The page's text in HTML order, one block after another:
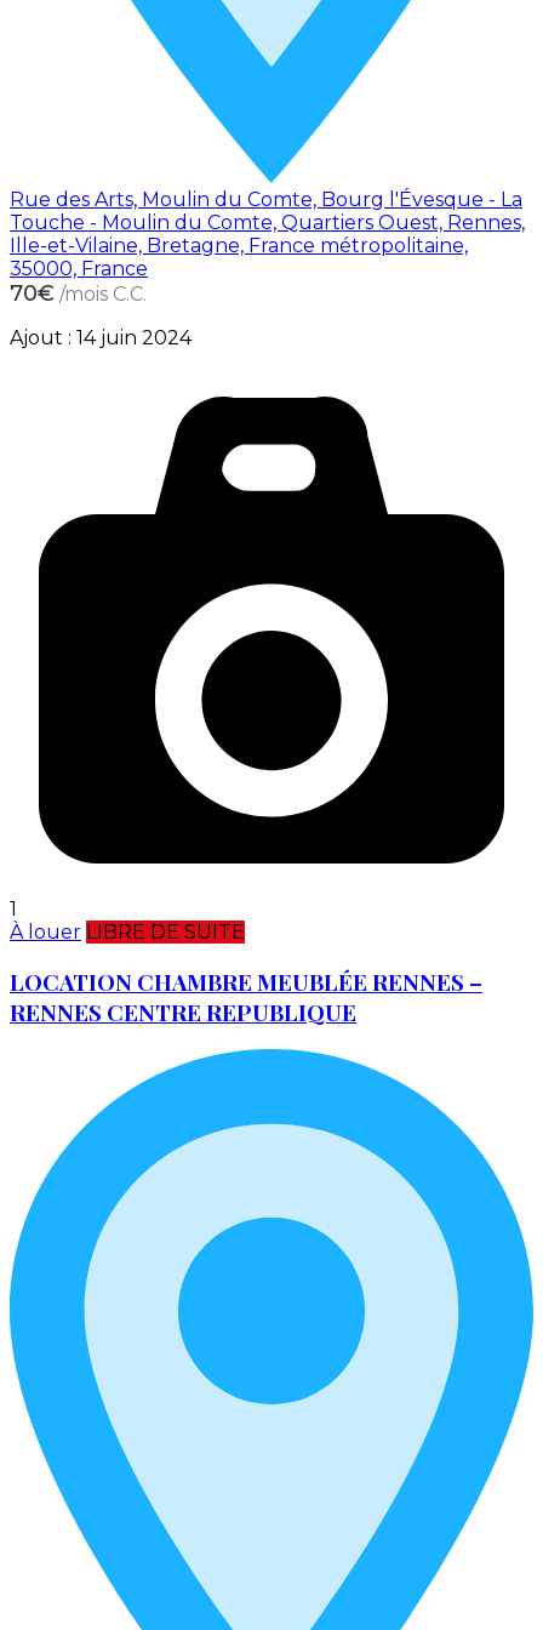
Rue des Arts, Moulin du Comte, Bourg l'Évesque - La
Touche - Moulin du Comte, Quartiers Ouest, Rennes,
Ille-et-Vilaine, Bretagne, France métropolitaine,
35000, France
70€ /mois C.C.
Ajout : 14 juin 2024
1
À louer LIBRE DE SUITE
LOCATION CHAMBRE MEUBLÉE RENNES –
RENNES CENTRE REPUBLIQUE